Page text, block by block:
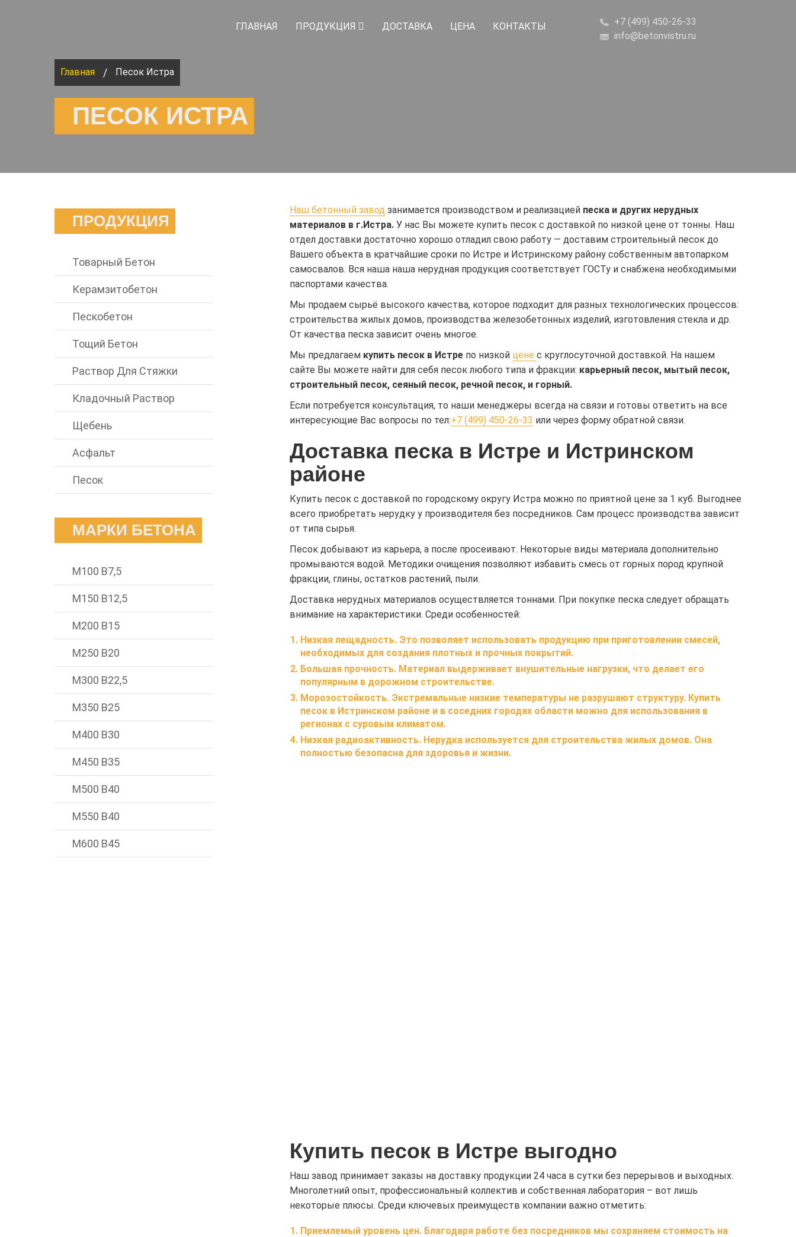
ГЛАВНАЯ ПРОДУКЦИЯ ДОСТАВКА ЦЕНА КОНТАКТЫ
+7 (499) 450-26-33
info@betonvistru.ru
Главная / Песок Истра
ПЕСОК ИСТРА
Наш бетонный заводзанимается производством и реализацией песка и других нерудных
материалов в г.Истра.У нас Вы можете купить песок с доставкой по низкой цене от тонны. Наш
отдел доставки достаточно хорошо отладил свою работу — доставим строительный песок до
Вашего объекта в кратчайшие сроки по Истре и Истринскому району собственным автопарком
самосвалов. Вся наша наша нерудная продукция соответствует ГОСТу и снабжена необходимыми
паспортами качества.
Мы продаем сырьё высокого качества, которое подходит для разных технологических процессов:
строительства жилых домов, производства железобетонных изделий, изготовления стекла и др.
От качества песка зависит очень многое.
Мы предлагаем купить песок в Истре по низкой цене с круглосуточной доставкой. На нашем
сайте Вы можете найти для себя песок любого типа и фракции: карьерный песок, мытый песок,
строительный песок, сеяный песок, речной песок, и горный.
Если потребуется консультация, то наши менеджеры всегда на связи и готовы ответить на все
интересующие Вас вопросы по тел:+7 (499) 450-26-33 или через форму обратной связи.
Доставка песка в Истре и Истринском
районе
Купить песок с доставкой по городскому округу Истра можно по приятной цене за 1 куб. Выгоднее
всего приобретать нерудку у производителя без посредников. Сам процесс производства зависит
от типа сырья.
Песок добывают из карьера, а после просеивают. Некоторые виды материала дополнительно
промываются водой. Методики очищения позволяют избавить смесь от горных пород крупной
фракции, глины, остатков растений, пыли.
Доставка нерудных материалов осуществляется тоннами. При покупке песка следует обращать
внимание на характеристики. Среди особенностей:
Низкая лещадность. Это позволяет использовать продукцию при приготовлении смесей,
необходимых для создания плотных и прочных покрытий.
Большая прочность.Материал выдерживает внушительные нагрузки, что делает его
популярным в дорожном строительстве.
Морозостойкость. Экстремальные низкие температуры не разрушают структуру. Купить
песок в Истринском районе и в соседних городах области можно для использования в
регионах с суровым климатом.
Низкая радиоактивность. Нерудка используется для строительства жилых домов. Она
полностью безопасна для здоровья и жизни.
Купить песок в Истре выгодно
Наш завод принимает заказы на доставку продукции 24 часа в сутки без перерывов и выходных.
Многолетний опыт, профессиональный коллектив и собственная лаборатория – вот лишь
некоторые плюсы. Среди ключевых преимуществ компании важно отметить:
Приемлемый уровень цен. Благодаря работе без посредников мы сохраняем стоимость на
ПРОДУКЦИЯ
Товарный Бетон
Керамзитобетон
Пескобетон
Тощий Бетон
Раствор Для Стяжки
Кладочный Раствор
Щебень
Асфальт
Песок
МАРКИ БЕТОНА
М100 В7,5
М150 В12,5
М200 В15
М250 В20
М300 В22,5
М350 В25
М400 В30
М450 В35
М500 В40
М550 В40
М600 В45